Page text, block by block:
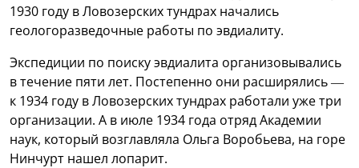
1930 году в Ловозерских тундрах начались
геологоразведочные работы по эвдиалиту.
Экспедиции по поиску эвдиалита организовывались
в течение пяти лет. Постепенно они расширялись —
к 1934 году в Ловозерских тундрах работали уже три
организации. А в июле 1934 года отряд Академии
наук, который возглавляла Ольга Воробьева, на горе
Нинчурт нашел лопарит.